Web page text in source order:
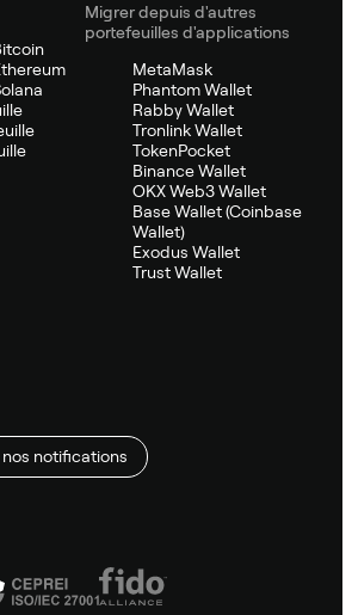
Migrer depuis d'autres
portefeuilles d'applications
MetaMask
Phantom Wallet
Rabby Wallet
Tronlink Wallet
TokenPocket
Binance Wallet
OKX Web3 Wallet
Base Wallet (Coinbase
Wallet)
Exodus Wallet
Trust Wallet
notifications